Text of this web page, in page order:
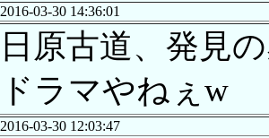
2016-03-30 14:36:01
日原古道、発見
ドラマやねぇw
2016-03-30 12:03:47